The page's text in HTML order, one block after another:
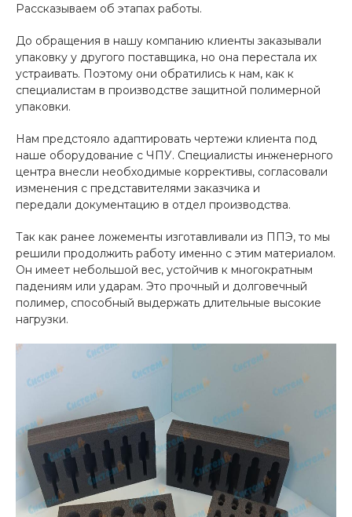
Рассказываем об этапах работы.
До обращения в нашу компанию клиенты заказывали
упаковку у другого поставщика, но она перестала их
устраивать. Поэтому они обратились к нам, как к
специалистам в производстве защитной полимерной
упаковки.
Нам предстояло адаптировать чертежи клиента под
наше оборудование с ЧПУ. Специалисты инженерного
центра внесли необходимые коррективы, согласовали
изменения с представителями заказчика и
передали документацию в отдел производства.
Так как ранее ложементы изготавливали из ППЭ, то мы
решили продолжить работу именно с этим материалом.
Он имеет небольшой вес, устойчив к многократным
падениям или ударам. Это прочный и долговечный
полимер, способный выдержать длительные высокие
нагрузки.